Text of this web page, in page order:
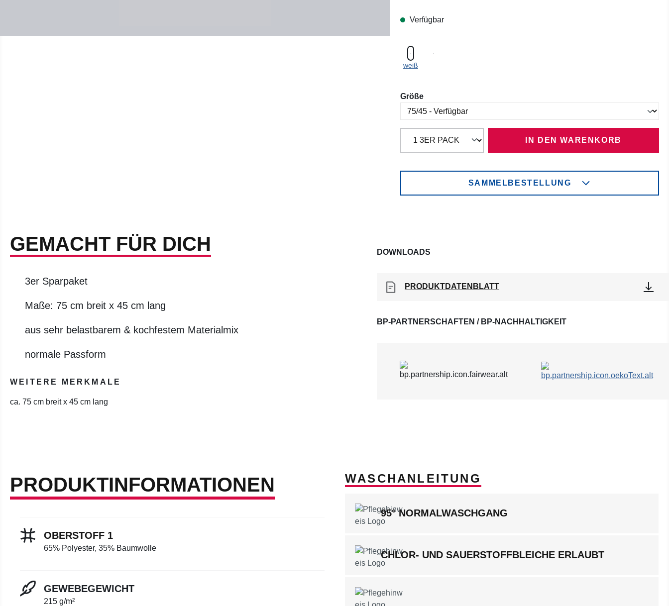
Verfügbar
weiß
Größeauswählen
IN DEN WARENKORB
SAMMELBESTELLUNG
GEMACHT FÜR DICH
3er Sparpaket
Maße: 75 cm breit x 45 cm lang
aus sehr belastbarem & kochfestem Materialmix
normale Passform
WEITERE MERKMALE
ca. 75 cm breit x 45 cm lang
DOWNLOADS
PRODUKTDATENBLATT
BP-PARTNERSCHAFTEN / BP-NACHHALTIGKEIT
PRODUKTINFORMATIONEN
OBERSTOFF 1
65% Polyester, 35% Baumwolle
GEWEBEGEWICHT
215 g/m²
WASCHANLEITUNG
95° NORMALWASCHGANG
CHLOR- UND SAUERSTOFFBLEICHE ERLAUBT